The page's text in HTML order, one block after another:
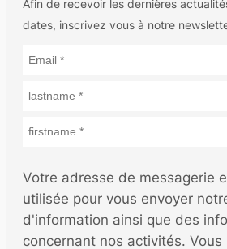
Afin de recevoir les dernières
dates, inscrivez vous à notre
Votre adresse de messagerie
utilisée pour vous envoyer
d'information ainsi que des
concernant nos activités.